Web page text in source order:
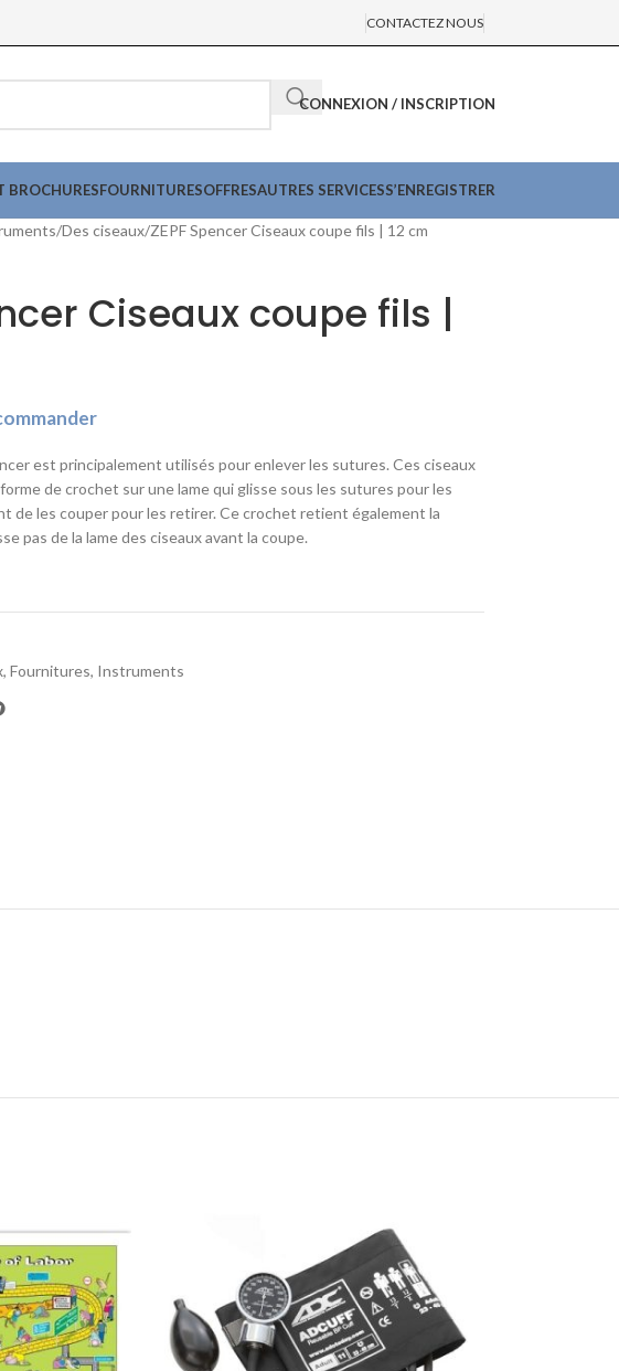
CONTACTEZ NOUS
CONNEXION / INSCRIPTION
BROCHURESFOURNITURESOFFRESAUTRES SERVICESS’ENREGISTRER
Des ciseaux ZEPF Spencer Ciseaux coupe fils | 12 cm
Ciseaux coupe fils |
est principalement utilisés pour enlever les sutures. Ces ciseaux
de crochet sur une lame qui glisse sous les sutures pour les
de les couper pour les retirer. Ce crochet retient également la
pas de la lame des ciseaux avant la coupe.
, Fournitures, Instruments